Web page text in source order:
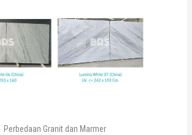
Perbedaan Granit dan Marmer